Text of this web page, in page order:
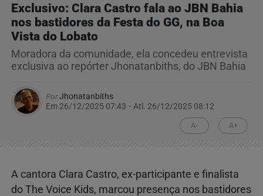
Exclusivo: Clara Castro fala ao JBN Bahia
nos bastidores da Festa do GG, na Boa
Vista do Lobato
Moradora da comunidade, ela concedeu entrevista
exclusiva ao repórter Jhonatanbiths, do JBN Bahia
PorJhonatanbiths
Em 26/12/2025 07:43 - Atl. 26/12/2025 08:12
A- A+
A cantora Clara Castro, ex-participante e finalista
do The Voice Kids, marcou presença nos bastidores